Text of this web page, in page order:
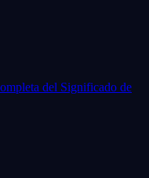
del Significado de